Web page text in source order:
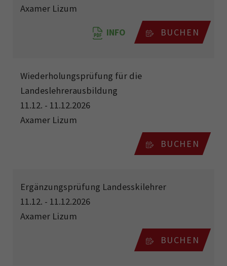
Axamer Lizum
INFO BUCHEN
Wiederholungsprüfung für die
Landeslehrerausbildung
11.12. - 11.12.2026
Axamer Lizum
BUCHEN
Ergänzungsprüfung Landesskilehrer
11.12. - 11.12.2026
Axamer Lizum
BUCHEN